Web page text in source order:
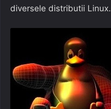
diversele distributii Linux.